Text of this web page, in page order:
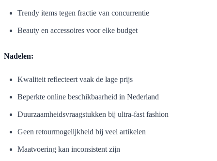
Trendy items tegen fractie van concurrentie
Beauty en accessoires voor elke budget
Nadelen:
Kwaliteit reflecteert vaak de lage prijs
Beperkte online beschikbaarheid in Nederland
Duurzaamheidsvraagstukken bij ultra-fast fashion
Geen retourmogelijkheid bij veel artikelen
Maatvoering kan inconsistent zijn